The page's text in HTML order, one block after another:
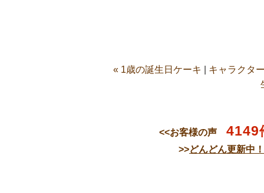
« 1歳の誕生日ケーキ
キャラクタ
<<お客様の声 4149
>>どんどん更新中